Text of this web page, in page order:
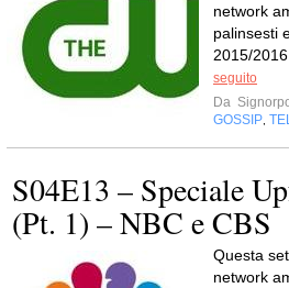
network
palinsesti
2015/
seguito
Da
GOSSIP
S04E13 – Speciale
(Pt. 1) – NBC e CBS
Questa
network